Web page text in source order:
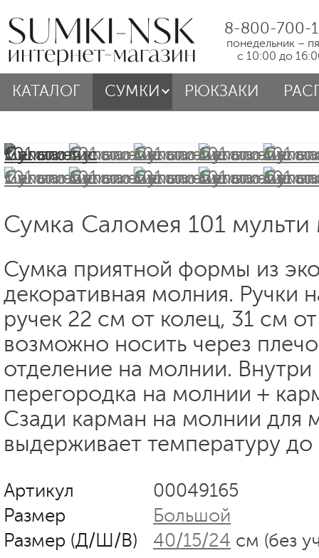
8-800-700-
понедельник –
с 10:00 до
КАТАЛОГ СУМКИ РЮКЗАКИ
Сумка Саломея 101 мульти
Сумка приятной формы из
декоративная молния. Ручки
ручек 22 см от колец, 31 см
возможно носить через
отделение на молнии.
перегородка на молнии +
Сзади карман на молнии для
выдерживает температуру
Артикул
00049165
Размер
Большой
Размер (Д/Ш/В)
40/15/24 см (без